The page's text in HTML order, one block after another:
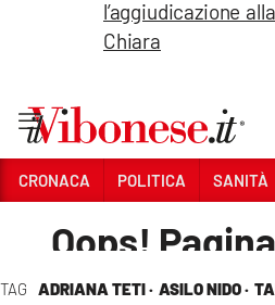
TAG ADRIANA TETI · ASILO NIDO ·
l’aggiudicazione
Chiara